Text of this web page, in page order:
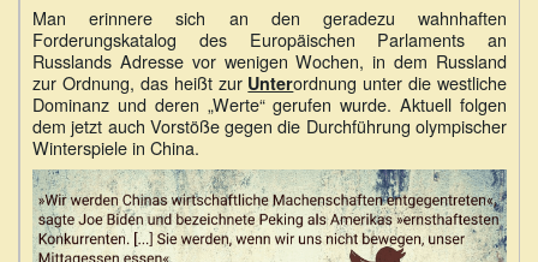
Man erinnere sich an den geradezu wahnhaften
Forderungskatalog des Europäischen Parlaments an
Russlands Adresse vor wenigen Wochen, in dem Russland
zur Ordnung, das heißt zur Unterordnung unter die westliche
Dominanz und deren „Werte“ gerufen wurde. Aktuell folgen
dem jetzt auch Vorstöße gegen die Durchführung olympischer
Winterspiele in China.